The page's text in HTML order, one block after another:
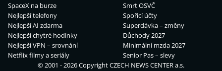
SpaceX na burze
Nejlepší telefony
Nejlepší AI zdarma
Nejlepší chytré hodinky
Nejlepší VPN – srovnání
Netflix filmy a seriály
Smrt OSVČ
Spořicí účty
Superdávka – změny
Důchody 2027
Minimální mzda 2027
Senior Pas – slevy
© 2001 - 2026 CopyrightCZECH NEWS CENTER a.s.